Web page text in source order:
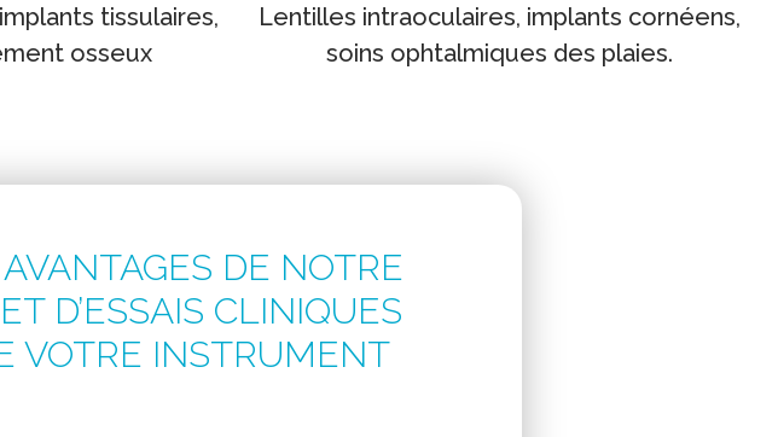
tissulaires,
osseux
Lentilles intraoculaires, implants cornéens,
soins ophtalmiques des plaies.
DE NOTRE
D’ESSAIS CLINIQUES
VOTRE INSTRUMENT